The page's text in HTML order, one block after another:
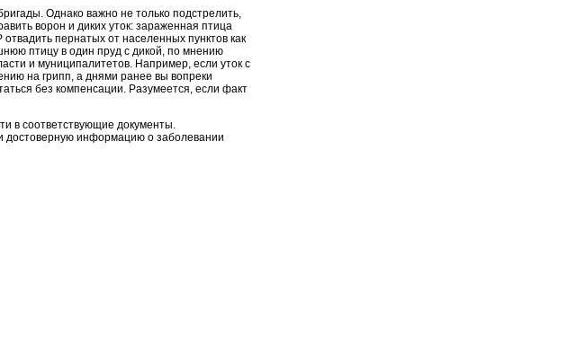
Однако важно не только подстрелить,
ворон и диких уток: зараженная птица
пернатых от населенных пунктов как
птицу в один пруд с дикой, по мнению
и муниципалитетов. Например, если уток с
на грипп, а днями ранее вы вопреки
без компенсации. Разумеется, если факт
в соответствующие документы.
достоверную информацию о заболевании